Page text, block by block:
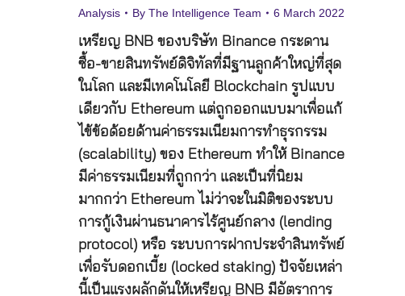
Analysis By The Intelligence Team 6 March 2022
เหรียญ BNB ของบริษัท Binance กระดาน
ซื้อ-ขายสินทรัพย์ดิจิทัลที่มีฐานลูกค้าใหญ่ที่สุด
ในโลก และมีเทคโนโลยี Blockchain รูปแบบ
เดียวกับ Ethereum แต่ถูกออกแบบมาเพื่อแก้
ไข้ข้อด้อยด้านค่าธรรมเนียมการทำธุรกรรม
(scalability) ของ Ethereum ทำให้ Binance
มีค่าธรรมเนียมที่ถูกกว่า และเป็นที่นิยม
มากกว่า Ethereum ไม่ว่าจะในมิติของระบบ
การกู้เงินผ่านธนาคารไร้ศูนย์กลาง (lending
protocol) หรือ ระบบการฝากประจำสินทรัพย์
เพื่อรับดอกเบี้ย (locked staking) ปัจจัยเหล่า
นี้เป็นแรงผลักดันให้เหรียญ BNB มีอัตราการ